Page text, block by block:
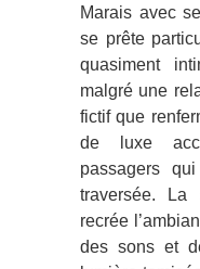
Marais avec
se prête
quasiment
malgré une
fictif que
de luxe
passagers
traversée. La
recrée
des sons et